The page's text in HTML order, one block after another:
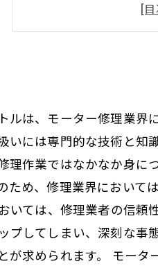
モーター修理に必
長寿命化のための
ルは、モーター修理業
いには専門的な技術と
理作業ではなかなか身
ため、修理業界におい
いては、修理業者の信
プしてしまい、深刻な
が求められます。 モー